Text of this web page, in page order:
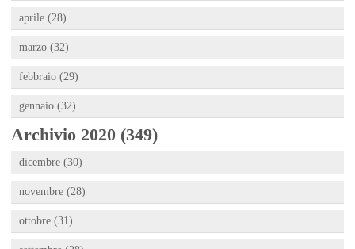
aprile (28)
marzo (32)
febbraio (29)
gennaio (32)
Archivio 2020 (349)
dicembre (30)
novembre (28)
ottobre (31)